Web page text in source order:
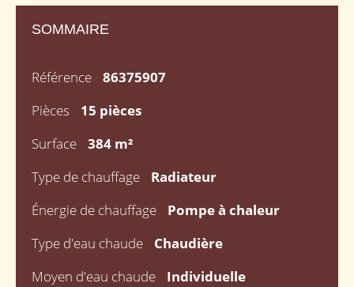
SOMMAIRE
Référence
86375907
Pièces
15 pièces
Surface
384 m²
Type de chauffage
Radiateur
Énergie de chauffage
Pompe à chaleur
Type d'eau chaude
Chaudière
Moyen d'eau chaude
Individuelle